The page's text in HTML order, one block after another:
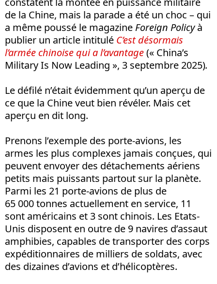
de la Chine, mais la parade a été un choc – qui
a même poussé le magazine Foreign Policyà
publier un article intitulé C’est désormais
l’armée chinoise qui a l’avantage(« China’s
Military Is Now Leading », 3 septembre 2025).
Le défilé n’était évidemment qu’un aperçu de
ce que la Chine veut bien révéler. Mais cet
aperçu en dit long.
Prenons l’exemple des porte-avions, les
armes les plus complexes jamais conçues, qui
peuvent envoyer des détachements aériens
petits mais puissants partout sur la planète.
Parmi les 21 porte-avions de plus de
65 000 tonnes actuellement en service, 11
sont américains et 3 sont chinois. Les Etats-
Unis disposent en outre de 9 navires d’assaut
amphibies, capables de transporter des corps
expéditionnaires de milliers de soldats, avec
des dizaines d’avions et d’hélicoptères.